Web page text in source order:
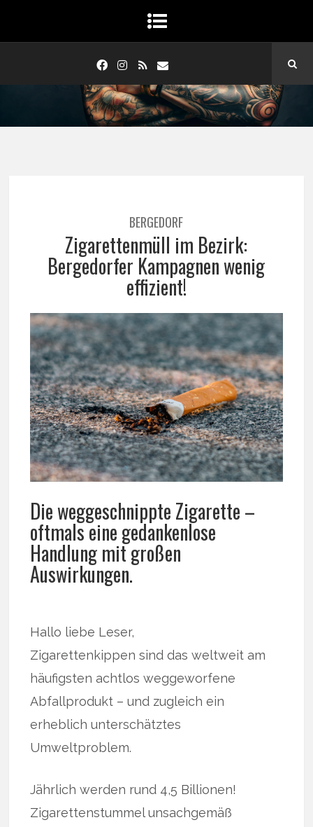
BERGEDORF
Zigarettenmüll im Bezirk:
Bergedorfer Kampagnen wenig
effizient!
Die weggeschnippte Zigarette –
oftmals eine gedankenlose
Handlung mit großen
Auswirkungen.
Hallo liebe Leser,
Zigarettenkippen sind das weltweit am
häufigsten achtlos weggeworfene
Abfallprodukt – und zugleich ein
erheblich unterschätztes
Umweltproblem.
Jährlich werden rund 4,5 Billionen!
Zigarettenstummel unsachgemäß